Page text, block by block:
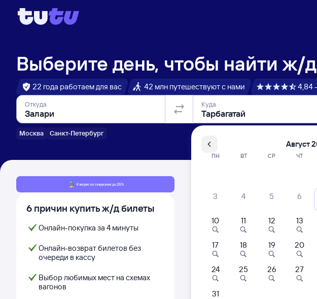
Выберите день, чтобы найти ж/д
22 года работаем для вас 42 млн путешествуют с нами 4,84
Откуда
Москва Санкт-Петербург
Куда
6 причин купить ж/д билеты
Онлайн-покупка за 4 минуты
Онлайн-возврат билетов без
очереди в кассу
Выбор любимых мест на схемах
вагонов
Расписание поездов
Август
ПН ВТ СР ЧТ
3 4 5 6
10 11 12 13
17 18 19 20
24 25 26 27
31